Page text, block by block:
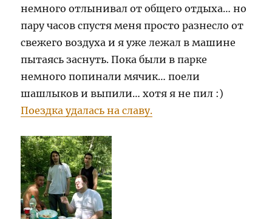
немного отлынивал от общего отдыха… но
пару часов спустя меня просто разнесло от
свежего воздуха и я уже лежал в машине
пытаясь заснуть. Пока были в парке
немного попинали мячик… поели
шашлыков и выпили… хотя я не пил :)
Поездка удалась на славу.